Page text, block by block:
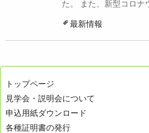
た。 また、新型コロナ
最新情報
トップページ
見学会・説明会について
申込用紙ダウンロード
各種証明書の発行